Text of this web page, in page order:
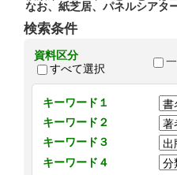
なお、紙芝居、パネルシアタ
検索条件
資料区分
すべて選択
キーワード１
キーワード２
キーワード３
キーワード４